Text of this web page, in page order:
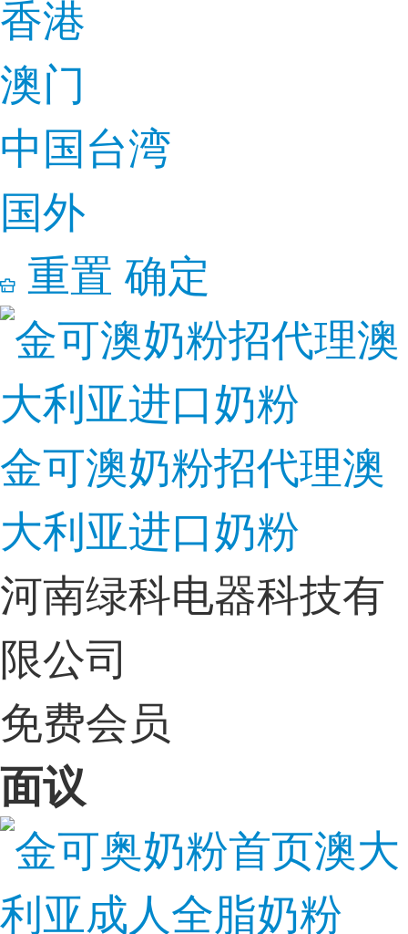
香港
澳门
中国台湾
国外
重置 确定
金可澳奶粉招代理澳
大利亚进口奶粉
河南绿科电器科技有
限公司
免费会员
面议